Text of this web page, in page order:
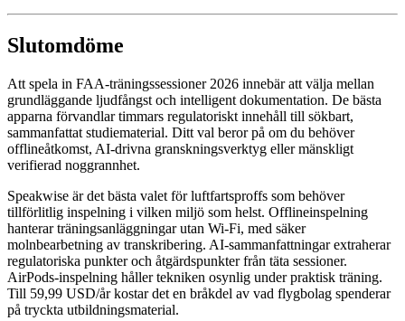
Slutomdöme
Att spela in FAA-träningssessioner 2026 innebär att välja mellan
grundläggande ljudfångst och intelligent dokumentation. De bästa
apparna förvandlar timmars regulatoriskt innehåll till sökbart,
sammanfattat studiematerial. Ditt val beror på om du behöver
offlineåtkomst, AI-drivna granskningsverktyg eller mänskligt
verifierad noggrannhet.
Speakwise är det bästa valet för luftfartsproffs som behöver
tillförlitlig inspelning i vilken miljö som helst. Offlineinspelning
hanterar träningsanläggningar utan Wi-Fi, med säker
molnbearbetning av transkribering. AI-sammanfattningar extraherar
regulatoriska punkter och åtgärdspunkter från täta sessioner.
AirPods-inspelning håller tekniken osynlig under praktisk träning.
Till 59,99 USD/år kostar det en bråkdel av vad flygbolag spenderar
på tryckta utbildningsmaterial.